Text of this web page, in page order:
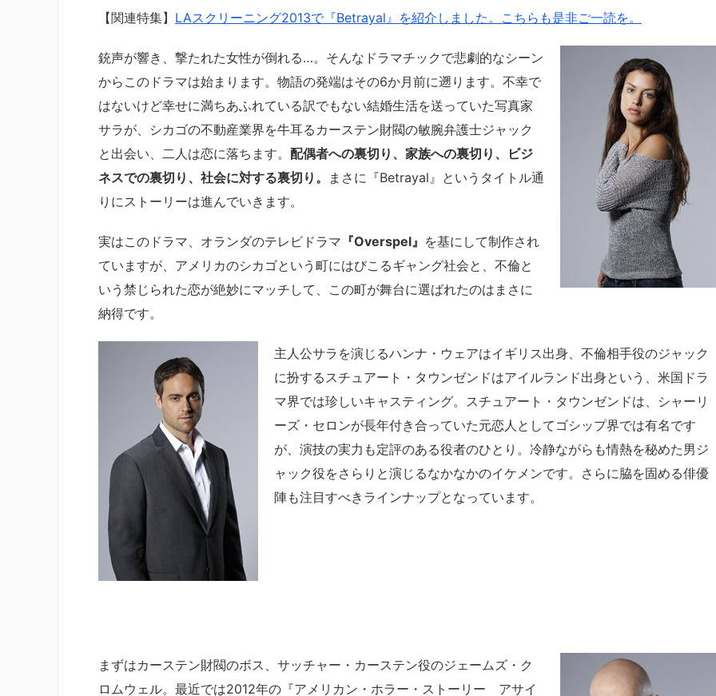
【関連特集】 LAスクリーニング2013で『Betrayal』を紹介しました。こちらも是非ご一読を。
銃声が響き、撃たれた女性が倒れる…。そんなドラマチックで悲劇的なシーン
からこのドラマは始まります。物語の発端はその6か月前に遡ります。不幸で
はないけど幸せに満ちあふれている訳でもない結婚生活を送っていた写真家
サラが、シカゴの不動産業界を牛耳るカーステン財閥の敏腕弁護士ジャック
と出会い、二人は恋に落ちます。 配偶者への裏切り、家族への裏切り、ビジ
ネスでの裏切り、社会に対する裏切り。
まさに『Betrayal』というタイトル通
りにストーリーは進んでいきます。
実はこのドラマ、オランダのテレビドラマ 『Overspel』 を基にして制作され
ていますが、アメリカのシカゴという町にはびこるギャング社会と、不倫と
いう禁じられた恋が絶妙にマッチして、この町が舞台に選ばれたのはまさに
納得です。
主人公サラを演じるハンナ・ウェアはイギリス出身、不倫相手役のジャック
に扮するスチュアート・タウンゼンドはアイルランド出身という、米国ドラ
マ界では珍しいキャスティング。スチュアート・タウンゼンドは、シャーリ
ーズ・セロンが長年付き合っていた元恋人としてゴシップ界では有名です
が、演技の実力も定評のある役者のひとり。冷静ながらも情熱を秘めた男ジ
ャック役をさらりと演じるなかなかのイケメンです。さらに脇を固める俳優
陣も注目すべきラインナップとなっています。
まずはカーステン財閥のボス、サッチャー・カーステン役のジェームズ・ク
ロムウェル。最近では2012年の『アメリカン・ホラー・ストーリー アサイ